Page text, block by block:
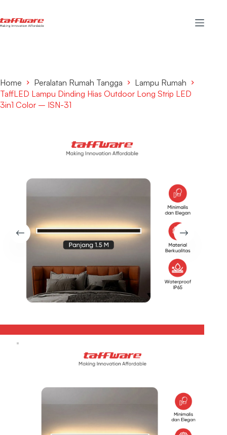
Home Peralatan Rumah Tangga
Lampu Rumah
TaffLED Lampu Dinding Hias Outdoor Long Strip LED
3in1 Color – ISN-31